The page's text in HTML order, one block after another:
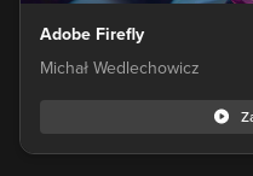
Adobe Firefly
Michał Wedlechowicz